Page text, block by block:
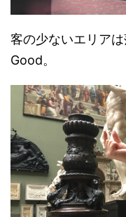
客の少ないエリア
Good。